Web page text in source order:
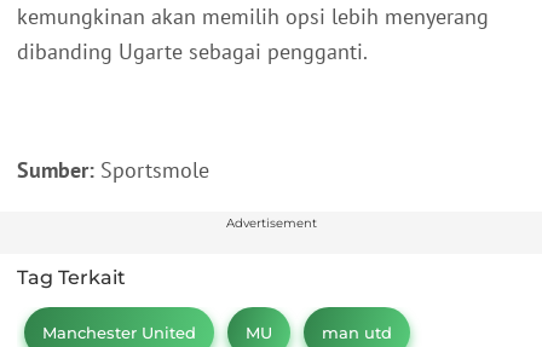
kemungkinan akan memilih opsi lebih menyerang
dibanding Ugarte sebagai pengganti.
Sumber: Sportsmole
Advertisement
Tag Terkait
Manchester United MU man utd